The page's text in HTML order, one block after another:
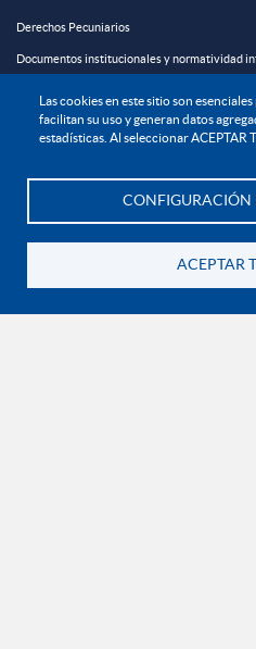
Las cookies en este sitio son
facilitan su uso y generan datos
estadísticas. Al seleccionar ACEPTAR
CONFIGURACIÓN
ACEPTAR
Derechos Pecuniarios
Documentos institucionales y normatividad
Reglamento profesoral